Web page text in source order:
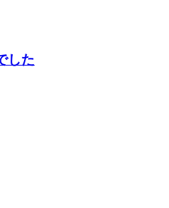
した